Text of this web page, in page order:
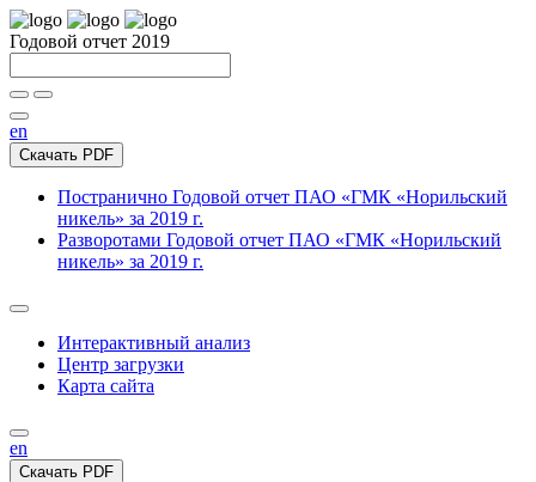
Годовой отчет 2019
en
Скачать PDF
Постранично Годовой отчет ПАО «ГМК «Норильский
никель» за 2019 г.
Разворотами Годовой отчет ПАО «ГМК «Норильский
никель» за 2019 г.
Интерактивный анализ
Центр загрузки
Карта сайта
en
Скачать PDF